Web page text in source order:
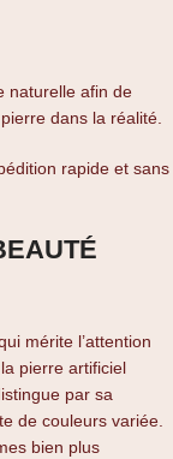
naturelle afin de
dans la réalité.
rapide et sans
mérite l’attention
pierre artificiel
par sa
de couleurs variée.
bien plus